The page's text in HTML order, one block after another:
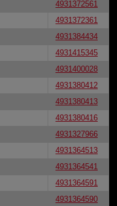
4931372561
4931372361
4931384434
4931415345
4931400028
4931380412
4931380413
4931380416
4931327966
4931364513
4931364541
4931364591
4931364590